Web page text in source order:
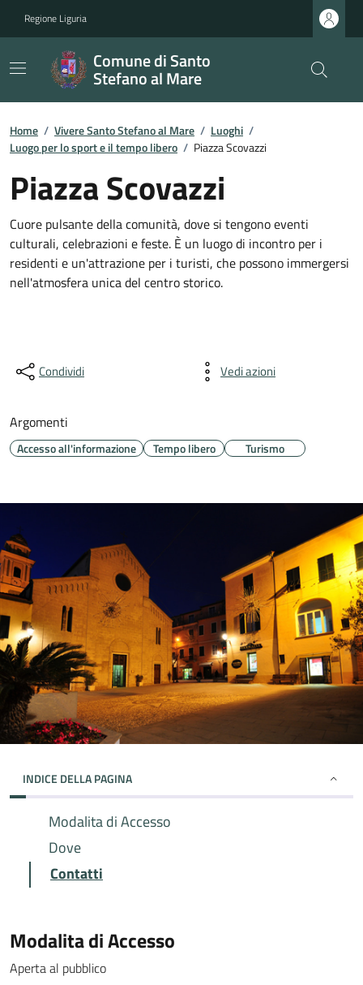
Regione Liguria
Comune di Santo
Stefano al Mare
Home / Vivere Santo Stefano al Mare / Luoghi /
Luogo per lo sport e il tempo libero / Piazza Scovazzi
Piazza Scovazzi
Cuore pulsante della comunità, dove si tengono eventi
culturali, celebrazioni e feste. È un luogo di incontro per i
residenti e un'attrazione per i turisti, che possono immergersi
nell'atmosfera unica del centro storico.
Condividi Vedi azioni
Argomenti
Accesso all'informazione Tempo libero Turismo
INDICE DELLA PAGINA
Modalita di Accesso
Dove
Contatti
Modalita di Accesso
Aperta al pubblico